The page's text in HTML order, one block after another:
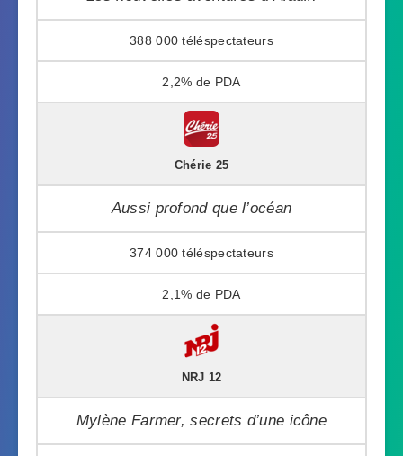
388 000
2,2%
Chérie 25
Aussi profond que l’océan
374 000
2,1%
NRJ 12
Mylène Farmer, secrets d’une icône